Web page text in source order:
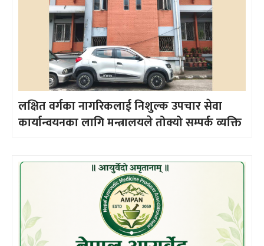
लक्षित वर्गका नागरिकलाई निशुल्क उपचार सेवा
कार्यान्वयनका लागि मन्त्रालयले तोक्यो सम्पर्क व्यक्ति